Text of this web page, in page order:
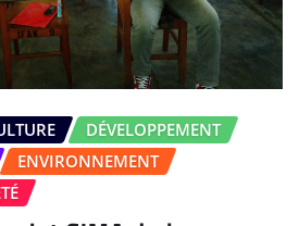
DÉVELOPPEMENT
ENVIRONNEMENT